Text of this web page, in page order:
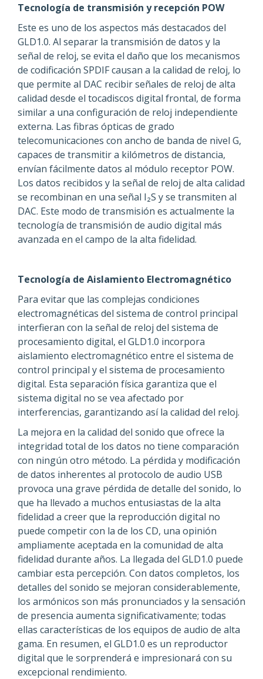
Tecnología de transmisión y recepción POW
Este es uno de los aspectos más destacados del
GLD1.0. Al separar la transmisión de datos y la
señal de reloj, se evita el daño que los mecanismos
de codificación SPDIF causan a la calidad de reloj, lo
que permite al DAC recibir señales de reloj de alta
calidad desde el tocadiscos digital frontal, de forma
similar a una configuración de reloj independiente
externa. Las fibras ópticas de grado
telecomunicaciones con ancho de banda de nivel G,
capaces de transmitir a kilómetros de distancia,
envían fácilmente datos al módulo receptor POW.
Los datos recibidos y la señal de reloj de alta calidad
se recombinan en una señal I₂S y se transmiten al
DAC. Este modo de transmisión es actualmente la
tecnología de transmisión de audio digital más
avanzada en el campo de la alta fidelidad.
Tecnología de Aislamiento Electromagnético
Para evitar que las complejas condiciones
electromagnéticas del sistema de control principal
interfieran con la señal de reloj del sistema de
procesamiento digital, el GLD1.0 incorpora
aislamiento electromagnético entre el sistema de
control principal y el sistema de procesamiento
digital. Esta separación física garantiza que el
sistema digital no se vea afectado por
interferencias, garantizando así la calidad del reloj.
La mejora en la calidad del sonido que ofrece la
integridad total de los datos no tiene comparación
con ningún otro método. La pérdida y modificación
de datos inherentes al protocolo de audio USB
provoca una grave pérdida de detalle del sonido, lo
que ha llevado a muchos entusiastas de la alta
fidelidad a creer que la reproducción digital no
puede competir con la de los CD, una opinión
ampliamente aceptada en la comunidad de alta
fidelidad durante años. La llegada del GLD1.0 puede
cambiar esta percepción. Con datos completos, los
detalles del sonido se mejoran considerablemente,
los armónicos son más pronunciados y la sensación
de presencia aumenta significativamente; todas
ellas características de los equipos de audio de alta
gama. En resumen, el GLD1.0 es un reproductor
digital que le sorprenderá e impresionará con su
excepcional rendimiento.